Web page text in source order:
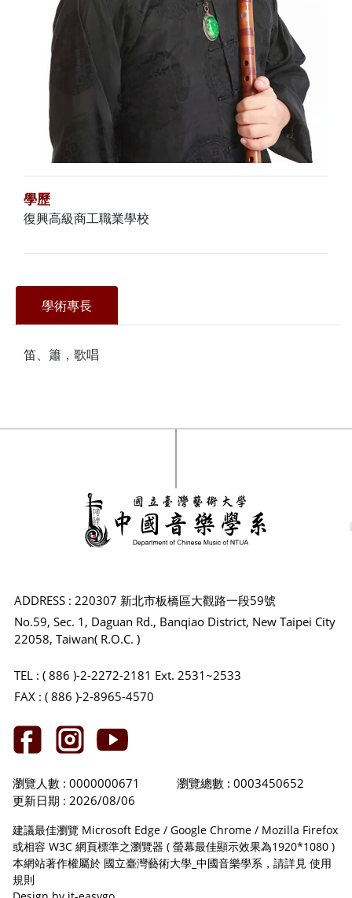
學歷
復興高級商工職業學校
學術專長
笛、簫，歌唱
ADDRESS : 220307 新北市板橋區大觀路一段59號
No.59, Sec. 1, Daguan Rd., Banqiao District, New Taipei City
22058, Taiwan( R.O.C. )
TEL : ( 886 )-2-2272-2181 Ext. 2531~2533
FAX : ( 886 )-2-8965-4570
瀏覽人數 : 0000000671
瀏覽總數 : 0003450652
更新日期 : 2026/08/06
建議最佳瀏覽 Microsoft Edge / Google Chrome / Mozilla Firefox
或相容 W3C 網頁標準之瀏覽器 ( 螢幕最佳顯示效果為1920*1080 )
本網站著作權屬於 國立臺灣藝術大學_中國音樂學系，請詳見 使用
規則